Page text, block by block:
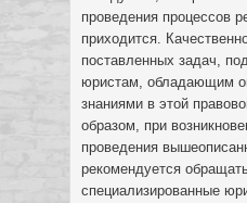
проведения процессов
приходится.
поставленных задач,
юристам, обладающим
знаниями в этой
образом, при
проведения
рекомендуется
специализированные